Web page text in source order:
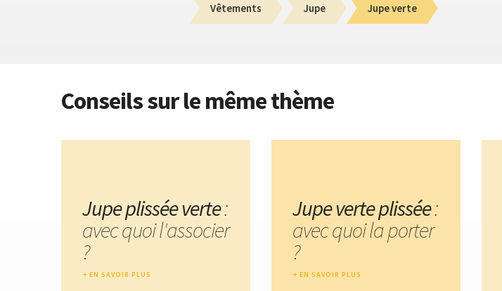
Vêtements Jupe Jupe verte
Conseils sur le même thème
Jupe plissée verte:
avec quoi l'associer
?
EN SAVOIR PLUS
Jupe verte plissée:
avec quoi la porter
?
EN SAVOIR PLUS